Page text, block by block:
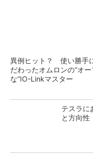
異例ヒット？ 使い勝手
だわったオムロンの“オー
な”IO-Linkマスター
テスラに
と方向性